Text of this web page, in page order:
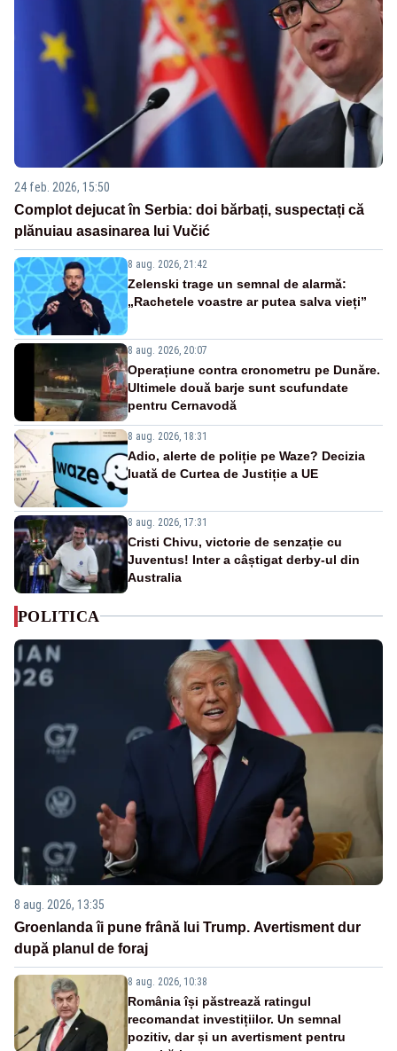
24 feb. 2026, 15:50
Complot dejucat în Serbia: doi bărbați, suspectați că
plănuiau asasinarea lui Vučić
8 aug. 2026, 21:42
Zelenski trage un semnal de alarmă:
„Rachetele voastre ar putea salva vieți”
8 aug. 2026, 20:07
Operațiune contra cronometru pe Dunăre.
Ultimele două barje sunt scufundate
pentru Cernavodă
8 aug. 2026, 18:31
Adio, alerte de poliție pe Waze? Decizia
luată de Curtea de Justiție a UE
8 aug. 2026, 17:31
Cristi Chivu, victorie de senzație cu
Juventus! Inter a câștigat derby-ul din
Australia
POLITICA
8 aug. 2026, 13:35
Groenlanda îi pune frână lui Trump. Avertisment dur
după planul de foraj
8 aug. 2026, 10:38
România își păstrează ratingul
recomandat investițiilor. Un semnal
pozitiv, dar și un avertisment pentru